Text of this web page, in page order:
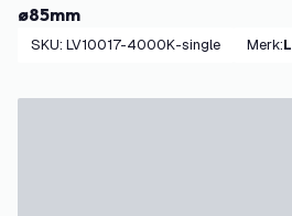
ø85mm
SKU: LV10017-4000K-single Merk: